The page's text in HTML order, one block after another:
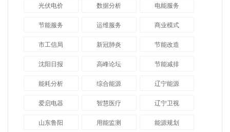
光伏电价 数据分析 电能服务
节能服务 运维服务 商业模式
市工信局 新冠肺炎 节能改造
沈阳日报 高峰论坛 节能减排
能耗分析 综合能源 辽宁能源
爱启电器 智慧医疗 辽宁卫视
山东鲁阳 用能监测 能源规划